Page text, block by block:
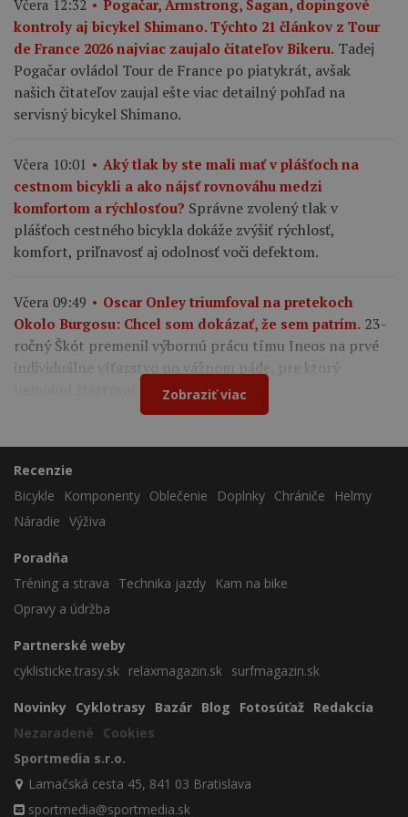
Včera 12:32
Pogačar, Armstrong, Sagan, dopingové
kontroly aj bicykel Shimano. Týchto 21 článkov z Tour
de France 2026 najviac zaujalo čitateľov Bikeru. Tadej
Pogačar ovládol Tour de France po piatykrát, avšak
našich čitateľov zaujal ešte viac detailný pohľad na
servisný bicykel Shimano.
Včera 10:01
Aký tlak by ste mali mať v plášťoch na
cestnom bicykli a ako nájsť rovnováhu medzi
komfortom a rýchlosťou? Správne zvolený tlak v
plášťoch cestného bicykla dokáže zvýšiť rýchlosť,
komfort, priľnavosť aj odolnosť voči defektom.
Včera 09:49
Oscar Onley triumfoval na pretekoch
Okolo Burgosu: Chcel som dokázať, že sem patrím. 23-
ročný Škót premenil výbornú prácu tímu Ineos na prvé
individuálne víťazstvo po vážnom páde, pre ktorý
nemohol štartovať na Tour de France.
Zobraziť viac
Recenzie
Bicykle
Komponenty Oblečenie Doplnky Chrániče
Helmy
Náradie Výživa
Poradňa
Tréning a strava
Technika jazdy
Kam na bike
Opravy a údržba
Partnerské weby
cyklisticke.trasy.sk relaxmagazin.sk surfmagazin.sk
Novinky Cyklotrasy Bazár Blog Fotosúťaž Redakcia
Nezaradené
Cookies
Sportmedia s.r.o.
Lamačská cesta 45, 841 03 Bratislava
sportmedia@sportmedia.sk